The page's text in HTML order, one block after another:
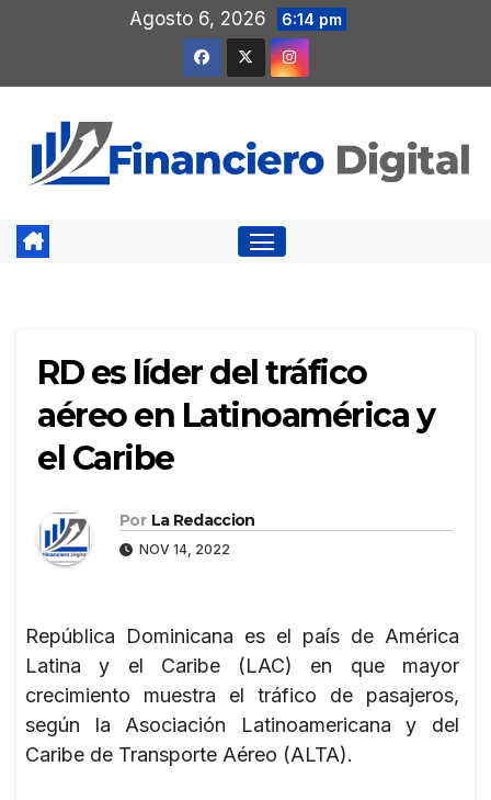
contenido
Agosto 6, 2026 6:14 pm
RD es líder del tráfico
aéreo en Latinoamérica y
el Caribe
Por La Redaccion
NOV 14, 2022
República Dominicana es el país de América
Latina y el Caribe (LAC) en que mayor
crecimiento muestra el tráfico de pasajeros,
según la Asociación Latinoamericana y del
Caribe de Transporte Aéreo (ALTA).